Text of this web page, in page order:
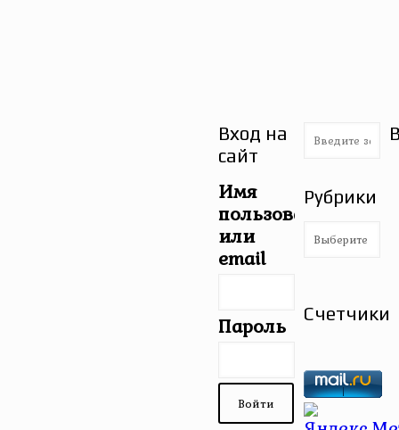
Вход на
сайт
Имя
пользователя
или
email
Пароль
Рубрики
Рубрики
Счетчики